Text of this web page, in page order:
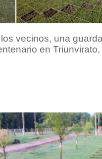
vecinos, una
en